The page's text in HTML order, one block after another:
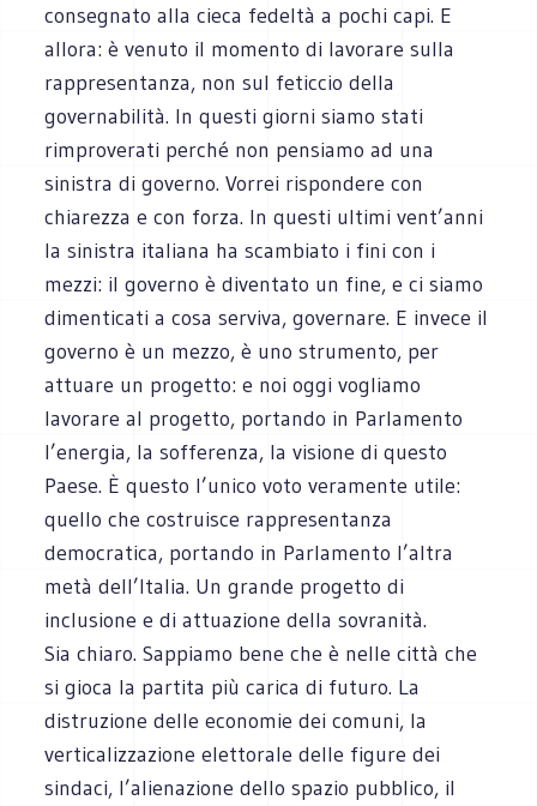
consegnato alla cieca fedeltà a pochi capi. E
allora: è venuto il momento di lavorare sulla
rappresentanza, non sul feticcio della
governabilità. In questi giorni siamo stati
rimproverati perché non pensiamo ad una
sinistra di governo. Vorrei rispondere con
chiarezza e con forza. In questi ultimi vent’anni
la sinistra italiana ha scambiato i fini con i
mezzi: il governo è diventato un fine, e ci siamo
dimenticati a cosa serviva, governare. E invece il
governo è un mezzo, è uno strumento, per
attuare un progetto: e noi oggi vogliamo
lavorare al progetto, portando in Parlamento
l’energia, la sofferenza, la visione di questo
Paese. È questo l’unico voto veramente utile:
quello che costruisce rappresentanza
democratica, portando in Parlamento l’altra
metà dell’Italia. Un grande progetto di
inclusione e di attuazione della sovranità.
Sia chiaro. Sappiamo bene che è nelle città che
si gioca la partita più carica di futuro. La
distruzione delle economie dei comuni, la
verticalizzazione elettorale delle figure dei
sindaci, l’alienazione dello spazio pubblico, il